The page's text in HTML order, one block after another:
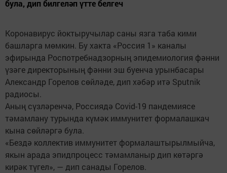
була, дип билгеләп үтте белгеч
Коронавирус йоктыручылар саны язга таба кими
башларга мөмкин. Бу хакта «Россия 1» каналы
эфирында Роспотребнадзорның эпидемиология фәнни
үзәге директорының фәнни эш буенча урынбасары
Александр Горелов сөйләде, дип хәбәр итә Sputnik
радиосы.
Аның сүзләренчә, Россиядә Covid-19 пандемиясе
тәмамлану турында күмәк иммунитет формалашкач
кына сөйләргә була.
«Бездә коллектив иммунитет формалаштырылмыйча,
якын арада эпидпроцесс тәмамланыр дип көтәргә
кирәк түгел», — дип санады Горелов.